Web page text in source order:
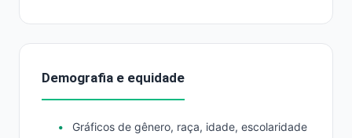
Demografia e equidade
Gráficos de gênero, raça, idade, escolaridade